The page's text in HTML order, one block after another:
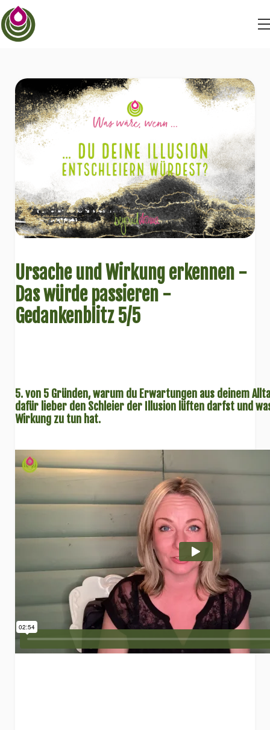
BEYONDSTRUGGLE
BEYONDDRAMA
BEYONDFEAR
Ursache und Wirkung erkennen -
Das würde passieren -
Gedankenblitz 5/5
5. von 5 Gründen, warum du Erwartungen aus deinem
dafür lieber den Schleier der Illusion lüften darfst und
Wirkung zu tun hat.